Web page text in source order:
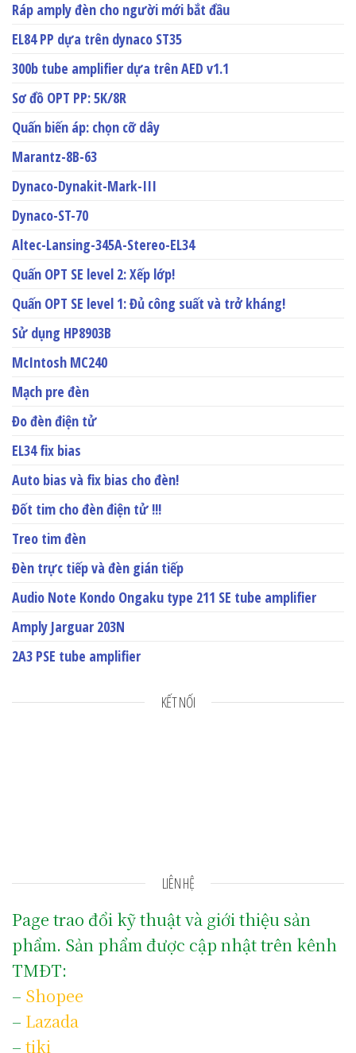
Ráp amply đèn cho người mới bắt đầu
EL84 PP dựa trên dynaco ST35
300b tube amplifier dựa trên AED v1.1
Sơ đồ OPT PP: 5K/8R
Quấn biến áp: chọn cỡ dây
Marantz-8B-63
Dynaco-Dynakit-Mark-III
Dynaco-ST-70
Altec-Lansing-345A-Stereo-EL34
Quấn OPT SE level 2: Xếp lớp!
Quấn OPT SE level 1: Đủ công suất và trở kháng!
Sử dụng HP8903B
McIntosh MC240
Mạch pre đèn
Đo đèn điện tử
EL34 fix bias
Auto bias và fix bias cho đèn!
Đốt tim cho đèn điện tử !!!
Treo tim đèn
Đèn trực tiếp và đèn gián tiếp
Audio Note Kondo Ongaku type 211 SE tube amplifier
Amply Jarguar 203N
2A3 PSE tube amplifier
KẾT NỐI
LIÊN HỆ
Page trao đổi kỹ thuật và giới thiệu sản
phẩm. Sản phẩm được cập nhật trên kênh
TMĐT:
– Shopee
– Lazada
– tiki